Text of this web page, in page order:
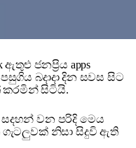
ඇතුළු ජනප්‍රිය apps
බදාදා දින සවස සිට
කරමින් සිටියි.
සදහන් වන පරිදි මෙය
ගැටලුවක් නිසා සිදුවි ඇති